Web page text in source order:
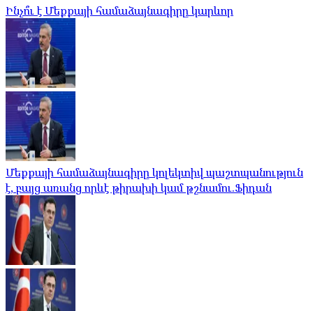
Ինչո՞ւ է Մեքքայի համաձայնագիրը կարևոր
Մեքքայի համաձայնագիրը կոլեկտիվ պաշտպանություն
է, բայց առանց որևէ թիրախի կամ թշնամու.Ֆիդան